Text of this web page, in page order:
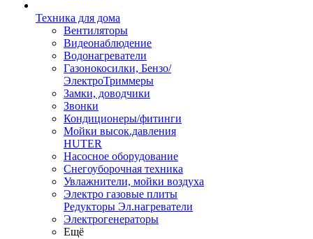
Техника для дома
Вентиляторы
Видеонаблюдение
Водонагреватели
Газонокосилки, Бензо/
ЭлектроТриммеры
Замки, доводчики
Звонки
Кондиционеры/фитинги
Мойки высок.давления
HUTER
Насосное оборудование
Снегоуборочная техника
Увлажнители, мойки воздуха
Электро газовые плиты
Редукторы Эл.нагреватели
Электрогенераторы
Ещё